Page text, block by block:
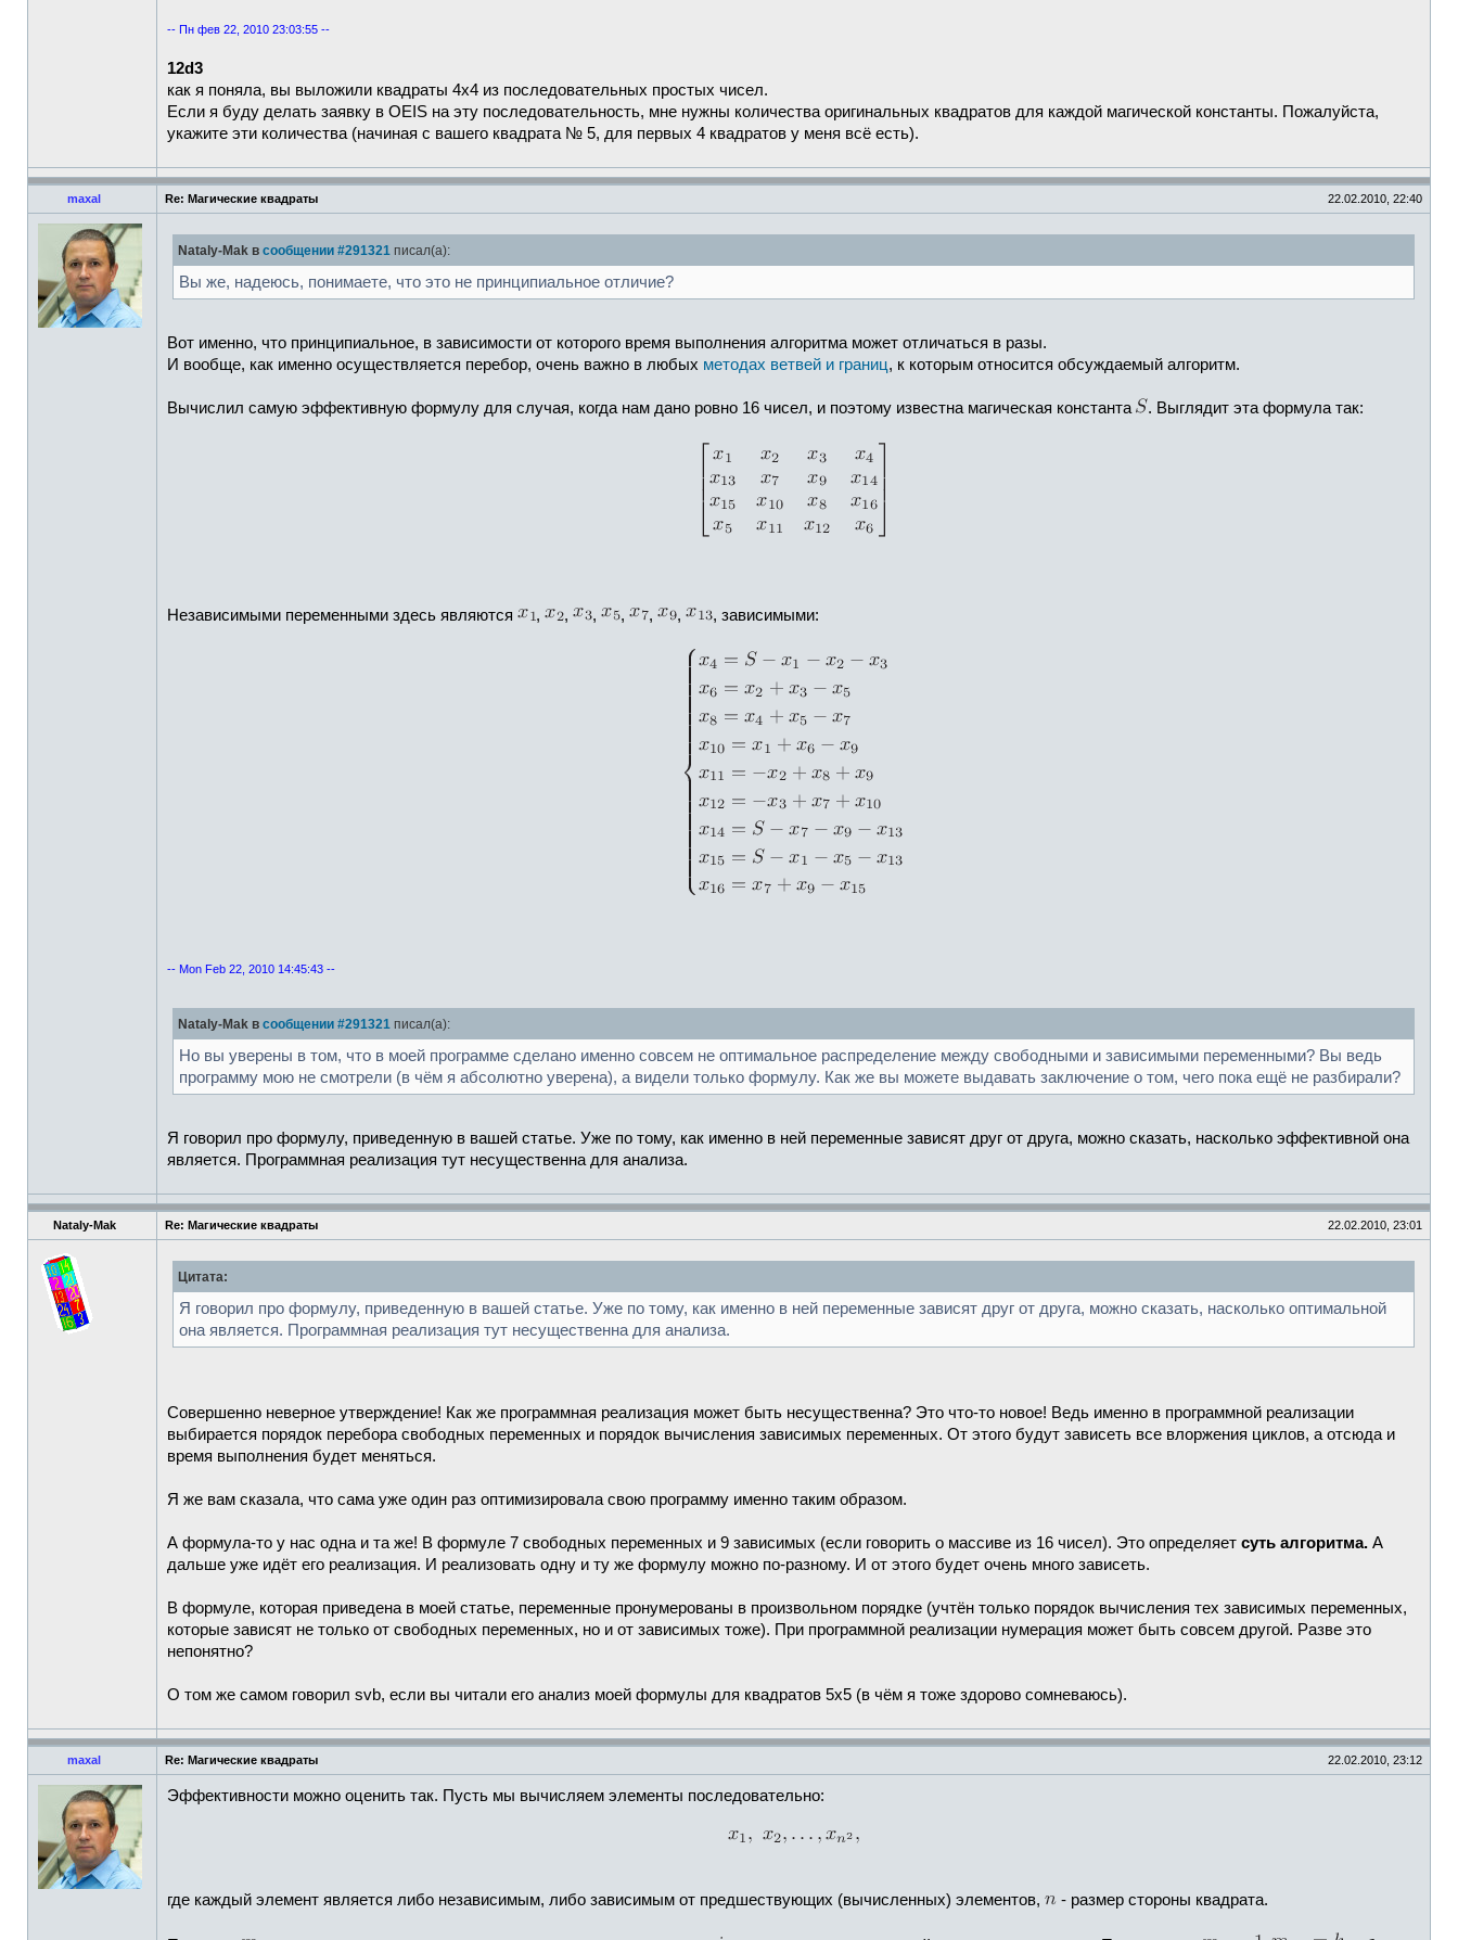
-- Пн фев 22, 2010 23:03:55 --
12d3
как я поняла, вы выложили квадраты 4х4 из последовательных простых чисел.
Если я буду делать заявку в OEIS на эту последовательность, мне нужны количества оригинальных квадратов для каждой магической константы. Пожалуйста,
укажите эти количества (начиная с вашего квадрата № 5, для первых 4 квадратов у меня всё есть).
maxal Re: Магические квадраты 22.02.2010, 22:40
Nataly-Mak в сообщении #291321 писал(а):
Вы же, надеюсь, понимаете, что это не принципиальное отличие?
Вот именно, что принципиальное, в зависимости от которого время выполнения алгоритма может отличаться в разы.
И вообще, как именно осуществляется перебор, очень важно в любых методах ветвей и границ, к которым относится обсуждаемый алгоритм.
Вычислил самую эффективную формулу для случая, когда нам дано ровно 16 чисел, и поэтому известна магическая константа . Выглядит эта формула так:
Независимыми переменными здесь являются , , , , , , , зависимыми:
-- Mon Feb 22, 2010 14:45:43 --
Nataly-Mak в сообщении #291321 писал(а):
Но вы уверены в том, что в моей программе сделано именно совсем не оптимальное распределение между свободными и зависимыми переменными? Вы ведь
программу мою не смотрели (в чём я абсолютно уверена), а видели только формулу. Как же вы можете выдавать заключение о том, чего пока ещё не разбирали?
Я говорил про формулу, приведенную в вашей статье. Уже по тому, как именно в ней переменные зависят друг от друга, можно сказать, насколько эффективной она
является. Программная реализация тут несущественна для анализа.
Nataly-Mak Re: Магические квадраты 22.02.2010, 23:01
Цитата:
Я говорил про формулу, приведенную в вашей статье. Уже по тому, как именно в ней переменные зависят друг от друга, можно сказать, насколько оптимальной
она является. Программная реализация тут несущественна для анализа.
Совершенно неверное утверждение! Как же программная реализация может быть несущественна? Это что-то новое! Ведь именно в программной реализации
выбирается порядок перебора свободных переменных и порядок вычисления зависимых переменных. От этого будут зависеть все влоржения циклов, а отсюда и
время выполнения будет меняться.
Я же вам сказала, что сама уже один раз оптимизировала свою программу именно таким образом.
А формула-то у нас одна и та же! В формуле 7 свободных переменных и 9 зависимых (если говорить о массиве из 16 чисел). Это определяет суть алгоритма. А
дальше уже идёт его реализация. И реализовать одну и ту же формулу можно по-разному. И от этого будет очень много зависеть.
В формуле, которая приведена в моей статье, переменные пронумерованы в произвольном порядке (учтён только порядок вычисления тех зависимых переменных,
которые зависят не только от свободных переменных, но и от зависимых тоже). При программной реализации нумерация может быть совсем другой. Разве это
непонятно?
О том же самом говорил svb, если вы читали его анализ моей формулы для квадратов 5х5 (в чём я тоже здорово сомневаюсь).
maxal Re: Магические квадраты 22.02.2010, 23:12
Эффективности можно оценить так. Пусть мы вычисляем элементы последовательно:
где каждый элемент является либо независимым, либо зависимым от предшествующих (вычисленных) элементов, - размер стороны квадрата.